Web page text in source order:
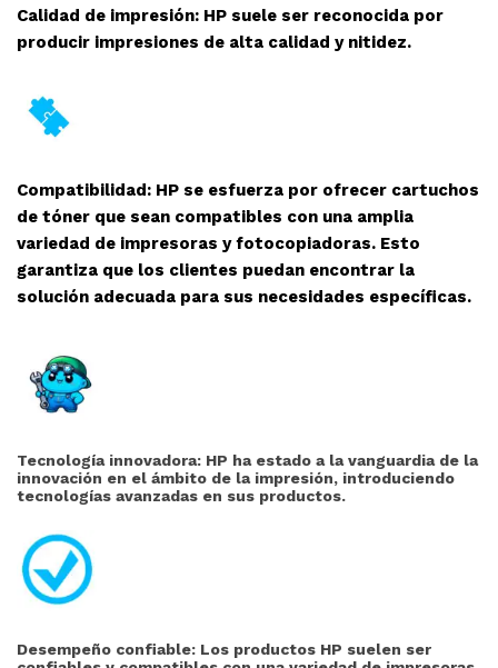
Calidad de impresión: HP suele ser reconocida por
producir impresiones de alta calidad y nitidez.
Compatibilidad: HP se esfuerza por ofrecer cartuchos
de tóner que sean compatibles con una amplia
variedad de impresoras y fotocopiadoras. Esto
garantiza que los clientes puedan encontrar la
solución adecuada para sus necesidades específicas.
Tecnología innovadora: HP ha estado a la vanguardia de la
innovación en el ámbito de la impresión, introduciendo
tecnologías avanzadas en sus productos.
Desempeño confiable: Los productos HP suelen ser